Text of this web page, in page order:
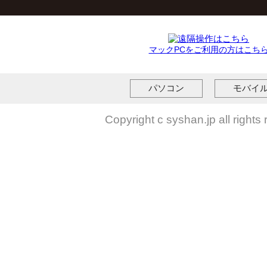
マックPCをご利用の方はこち
パソコン モバイ
Copyright c syshan.jp all rights